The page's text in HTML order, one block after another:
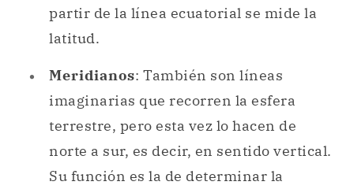
partir de la línea ecuatorial se mide la
latitud.
Meridianos: También son líneas
imaginarias que recorren la esfera
terrestre, pero esta vez lo hacen de
norte a sur, es decir, en sentido vertical.
Su función es la de determinar la